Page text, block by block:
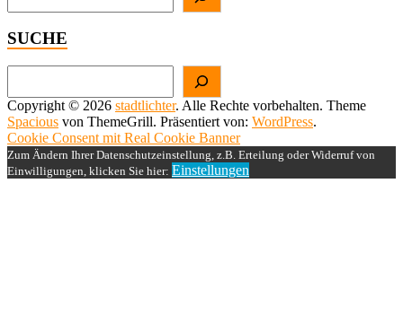
SUCHE
Copyright © 2026 stadtlichter. Alle Rechte vorbehalten. Theme
Spacious von ThemeGrill. Präsentiert von: WordPress.
Cookie Consent mit Real Cookie Banner
Zum Ändern Ihrer Datenschutzeinstellung, z.B. Erteilung oder Widerruf von
Einwilligungen, klicken Sie hier: Einstellungen